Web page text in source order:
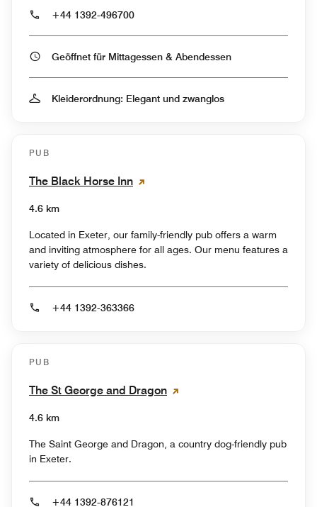
+44 1392-496700
Geöffnet für Mittagessen & Abendessen
Kleiderordnung: Elegant und zwanglos
PUB
The Black Horse Inn
4.6 km
Located in Exeter, our family-friendly pub offers a warm
and inviting atmosphere for all ages. Our menu features a
variety of delicious dishes.
+44 1392-363366
PUB
The St George and Dragon
4.6 km
The Saint George and Dragon, a country dog-friendly pub
in Exeter.
+44 1392-876121